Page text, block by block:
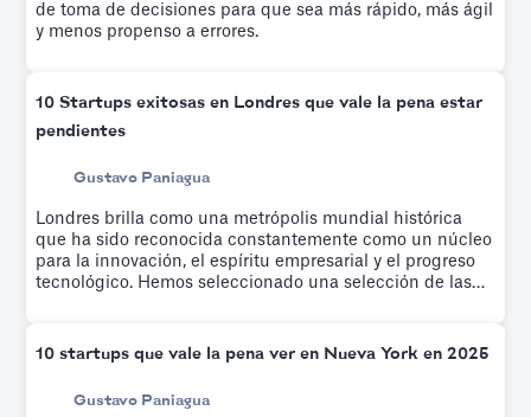
de toma de decisiones para que sea más rápido, más ágil
y menos propenso a errores.
10 Startups exitosas en Londres que vale la pena estar
pendientes
Gustavo Paniagua
Londres brilla como una metrópolis mundial histórica
que ha sido reconocida constantemente como un núcleo
para la innovación, el espíritu empresarial y el progreso
tecnológico. Hemos seleccionado una selección de las
10 startups que vale la pena ver en Nueva York en 2025
Gustavo Paniagua